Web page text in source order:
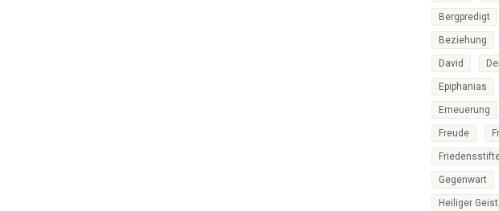
Bergpredigt
Beziehung
David
Epiphanias
Erneuerung
Freude
Gegenwart
Heiliger Geist